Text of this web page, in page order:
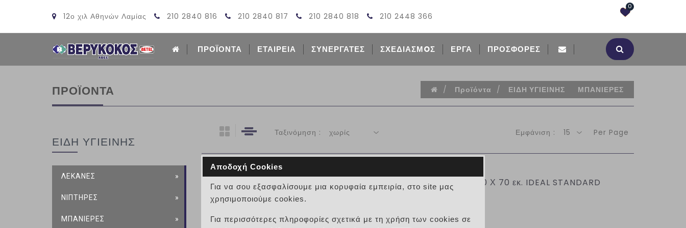
12ο χιλ Αθηνών Λαμίας 210 2840 816 210 2840 817 210 2840 818 210 2448 366
0
ΠΡΟΪΟΝΤΑ ΕΤΑΙΡΕΙΑ ΣΥΝΕΡΓΑΤΕΣ ΣΧΕΔΙΑΣΜOΣ ΕΡΓΑ ΠΡΟΣΦΟΡΈΣ
ΠΡΟΪΟΝΤΑ / Προϊόντα / ΕΙΔΗ ΥΓΙΕΙΝΗΣ ΜΠΑΝΙΕΡΕΣ
ΕΙΔΗ ΥΓΙΕΙΝΗΣ
ΛΕΚΑΝΕΣ
ΝΙΠΤΗΡΕΣ
ΜΠΑΝΙΕΡΕΣ
Ταξινόμηση : χωρίς Εμφάνιση : 15 Per Page
ΟΡΘΟΓΩΝΙΑ CONNECT AIR 170 Χ 70 εκ. IDEAL STANDARD
CONNECT AIR
Αποδοχή Cookies
Για να σου εξασφαλίσουμε μια κορυφαία εμπειρία, στο site μας
χρησιμοποιούμε cookies.
Για περισσότερες πληροφορίες σχετικά με τη χρήση των cookies σε